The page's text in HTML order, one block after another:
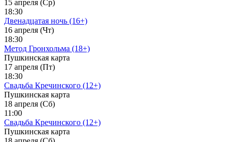
15 апреля (Ср)
18:30
Двенадцатая ночь (16+)
16 апреля (Чт)
18:30
Метод Гронхольма (18+)
Пушкинская карта
17 апреля (Пт)
18:30
Свадьба Кречинского (12+)
Пушкинская карта
18 апреля (Сб)
11:00
Свадьба Кречинского (12+)
Пушкинская карта